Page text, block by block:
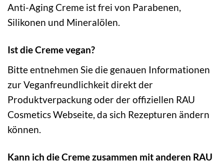
Anti-Aging Creme ist frei von Parabenen,
Silikonen und Mineralölen.
Ist die Creme vegan?
Bitte entnehmen Sie die genauen Informationen
zur Veganfreundlichkeit direkt der
Produktverpackung oder der offiziellen RAU
Cosmetics Webseite, da sich Rezepturen ändern
können.
Kann ich die Creme zusammen mit anderen RAU